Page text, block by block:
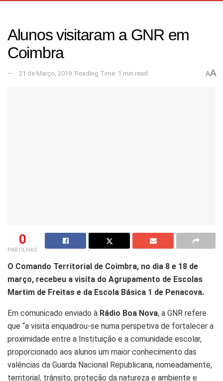
Alunos visitaram a GNR em
Coimbra
21 de Março, 2019 Reading Time: 1 min read AA
0
PARTILHAS
O Comando Territorial de Coimbra, no dia 8 e 18 de
março, recebeu a visita do Agrupamento de Escolas
Martim de Freitas e da Escola Básica 1 de Penacova.
Em comunicado enviado à Rádio Boa Nova, a GNR refere
que “a visita enquadrou-se numa perspetiva de fortalecer a
proximidade entre a Instituição e a comunidade escolar,
proporcionado aos alunos um maior conhecimento das
valências da Guarda Nacional Republicana, nomeadamente,
territorial, trânsito, proteção da natureza e ambiente e